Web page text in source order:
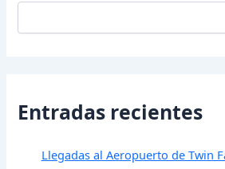
Entradas recientes
Llegadas al Aeropuerto de Twin